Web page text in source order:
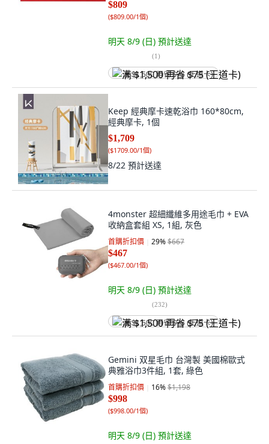
$809
($809.00/1個)
明天 8/9 (日) 預計送達
(1)
满 $1,500 再省 $75 (王道卡)
Keep 經典摩卡速乾浴巾 160*80cm,
經典摩卡, 1個
$1,709
($1709.00/1個)
8/22 預計送達
4monster 超細纖維多用途毛巾 + EVA
收納盒套組 XS, 1組, 灰色
首購折扣價 29%$667
$467
($467.00/1個)
明天 8/9 (日) 預計送達
(232)
满 $1,500 再省 $75 (王道卡)
Gemini 双星毛巾 台灣製 美國棉歐式
典雅浴巾3件組, 1套, 綠色
首購折扣價 16%$1,198
$998
($998.00/1個)
明天 8/9 (日) 預計送達